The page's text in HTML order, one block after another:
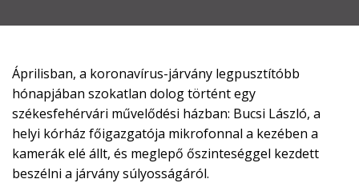

CSATLAKOZZ
A
TÁMOGATÓI
KÖRHÖZ!
Áprilisban, a koronavírus-járvány legpusztítóbb
hónapjában szokatlan dolog történt egy
székesfehérvári művelődési házban: Bucsi László, a
helyi kórház főigazgatója mikrofonnal a kezében a
kamerák elé állt, és meglepő őszinteséggel kezdett
beszélni a járvány súlyosságáról.